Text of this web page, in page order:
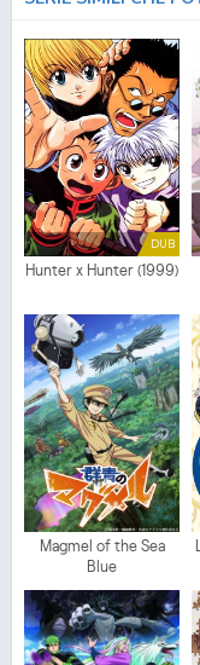
DUB
Hunter x Hunter (1999)
Magmel of the Sea
Blue